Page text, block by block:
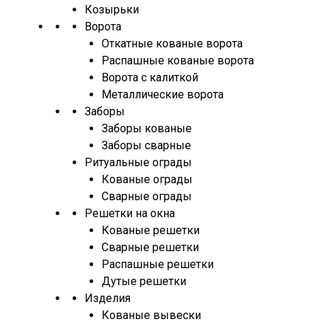
Козырьки
Ворота
Откатные кованые ворота
Распашные кованые ворота
Ворота с калиткой
Металлические ворота
Заборы
Заборы кованые
Заборы сварные
Ритуальные ограды
Кованые ограды
Сварные ограды
Решетки на окна
Кованые решетки
Сварные решетки
Распашные решетки
Дутые решетки
Изделия
Кованые вывески